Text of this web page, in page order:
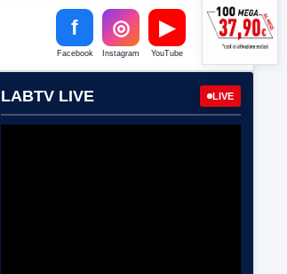
f
Facebook
◎
Instagram
▶
YouTube
LABTV LIVE LIVE